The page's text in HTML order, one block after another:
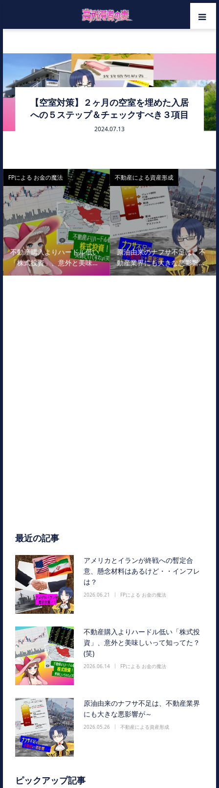
【空室対策】２ヶ月の空室を埋めた入居
への５ステップ＆チェックすべき３項目
2024.07.13
FPによる お金の魔法
不動産購入よりハードル低い
「株式投資」、意外と美味…
不動産による資産形成
原油由来のナフサ不足は、不
動産業界にも大きな悪影響…
最近の記事
アメリカとイランが終戦への暫定合
意、懸念材料はあるけど・・インフレ
は？
2026.06.21 FPによる お金の魔法
不動産購入よりハードル低い「株式投
資」、意外と美味しいって知ってた？
(笑)
2026.06.14 FPによる お金の魔法
原油由来のナフサ不足は、不動産業界
にも大きな悪影響が～
2026.05.26 不動産による資産形成
ピックアップ記事
メンバー
カテゴリー